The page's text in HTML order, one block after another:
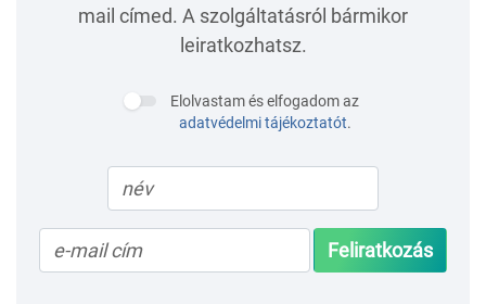
mail címed. A szolgáltatásról bármikor
leiratkozhatsz.
Elolvastam és elfogadom az
adatvédelmi tájékoztatót.
Feliratkozás